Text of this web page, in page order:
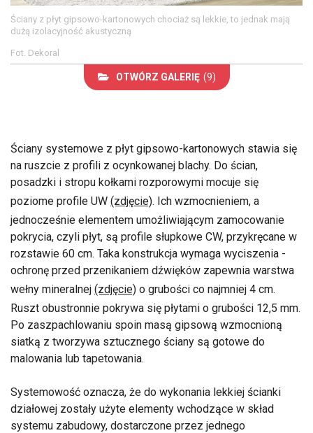
Ściany z płyt gipsowo-kartonowych chociaż są lekkie, to jednak mają
dużą izolacyjność akustyczną
Fot. Dekoral
OTWÓRZ GALERIĘ (9)
Ściany systemowe z płyt gipsowo-kartonowych stawia się
na ruszcie z profili z ocynkowanej blachy. Do ścian,
posadzki i stropu kołkami rozporowymi mocuje się
poziome profile UW (zdjęcie). Ich wzmocnieniem, a
jednocześnie elementem umożliwiającym zamocowanie
pokrycia, czyli płyt, są profile słupkowe CW, przykręcane w
rozstawie 60 cm. Taka konstrukcja wymaga wyciszenia -
ochronę przed przenikaniem dźwięków zapewnia warstwa
wełny mineralnej (zdjęcie) o grubości co najmniej 4 cm.
Ruszt obustronnie pokrywa się płytami o grubości 12,5 mm.
Po zaszpachlowaniu spoin masą gipsową wzmocnioną
siatką z tworzywa sztucznego ściany są gotowe do
malowania lub tapetowania.
Systemowość oznacza, że do wykonania lekkiej ścianki
działowej zostały użyte elementy wchodzące w skład
systemu zabudowy, dostarczone przez jednego